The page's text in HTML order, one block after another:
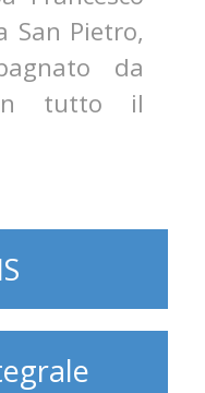
San Pietro,
da
in tutto il